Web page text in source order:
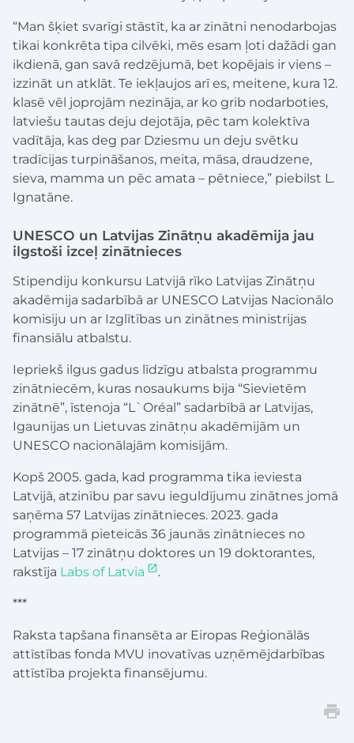
“Man šķiet svarīgi stāstīt, ka ar zinātni nenodarbojas
tikai konkrēta tipa cilvēki, mēs esam ļoti dažādi gan
ikdienā, gan savā redzējumā, bet kopējais ir viens –
izzināt un atklāt. Te iekļaujos arī es, meitene, kura 12.
klasē vēl joprojām nezināja, ar ko grib nodarboties,
latviešu tautas deju dejotāja, pēc tam kolektīva
vadītāja, kas deg par Dziesmu un deju svētku
tradīcijas turpināšanos, meita, māsa, draudzene,
sieva, mamma un pēc amata – pētniece,” piebilst L.
Ignatāne.
UNESCO un Latvijas Zinātņu akadēmija jau
ilgstoši izceļ zinātnieces
Stipendiju konkursu Latvijā rīko Latvijas Zinātņu
akadēmija sadarbībā ar UNESCO Latvijas Nacionālo
komisiju un ar Izglītības un zinātnes ministrijas
finansiālu atbalstu.
Iepriekš ilgus gadus līdzīgu atbalsta programmu
zinātniecēm, kuras nosaukums bija “Sievietēm
zinātnē”, īstenoja “L`Oréal” sadarbībā ar Latvijas,
Igaunijas un Lietuvas zinātņu akadēmijām un
UNESCO nacionālajām komisijām.
Kopš 2005. gada, kad programma tika ieviesta
Latvijā, atzinību par savu ieguldījumu zinātnes jomā
saņēma 57 Latvijas zinātnieces. 2023. gada
programmā pieteicās 36 jaunās zinātnieces no
Latvijas – 17 zinātņu doktores un 19 doktorantes,
rakstīja Labs of Latvia .
***
Raksta tapšana finansēta ar Eiropas Reģionālās
attīstības fonda MVU inovatīvas uzņēmējdarbības
attīstība projekta finansējumu.